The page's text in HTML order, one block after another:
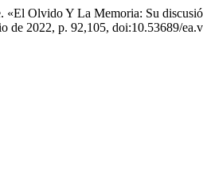
«El Olvido Y La Memoria: Su
de 2022, p. 92,105, doi:10.53689/